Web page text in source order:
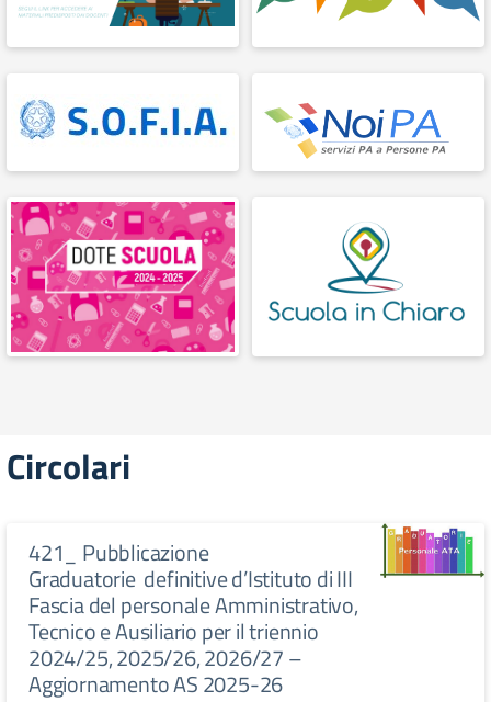
Circolari
421_ Pubblicazione
Graduatorie definitive d’Istituto di III
Fascia del personale Amministrativo,
Tecnico e Ausiliario per il triennio
2024/25, 2025/26, 2026/27 –
Aggiornamento AS 2025-26